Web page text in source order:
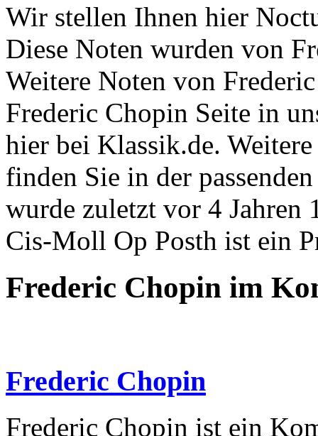
Wir stellen Ihnen hier
Diese Noten wurden von
Weitere Noten von
Frederic Chopin Seite in
hier bei Klassik.de.
finden Sie in der
wurde zuletzt vor 4 Jahren
Cis-Moll Op Posth ist ein
Frederic Chopin im
Frederic Chopin
Frederic Chopin ist ein